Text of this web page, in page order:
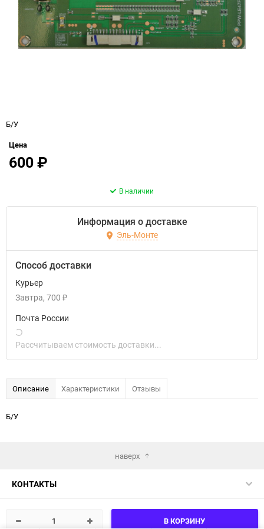
Б/У
Цена
600₽
В КОРЗИНУ
В наличии
Информация о доставке
Эль-Монте
Способ доставки
Курьер
Завтра 700 ₽
Почта России
Рассчитываем стоимость доставки...
Описание Характеристики Отзывы
Б/У
наверх
КОНТАКТЫ